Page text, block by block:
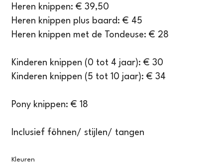
Heren knippen: € 39,50
Heren knippen plus baard: € 45
Heren knippen met de Tondeuse: € 28
Kinderen knippen (0 tot 4 jaar): € 30
Kinderen knippen (5 tot 10 jaar): € 34
Pony knippen: € 18
Inclusief föhnen/ stijlen/ tangen
Kleuren